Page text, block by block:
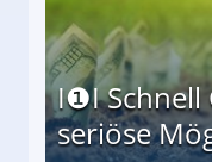
I❶I Schnell
seriöse